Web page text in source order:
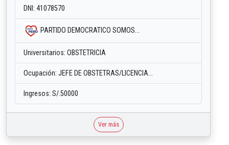
DNI: 41078570
PARTIDO DEMOCRATICO SOMOS...
Universitarios: OBSTETRICIA
Ocupación: JEFE DE OBSTETRAS/LICENCIA...
Ingresos: S/.50000
Ver más